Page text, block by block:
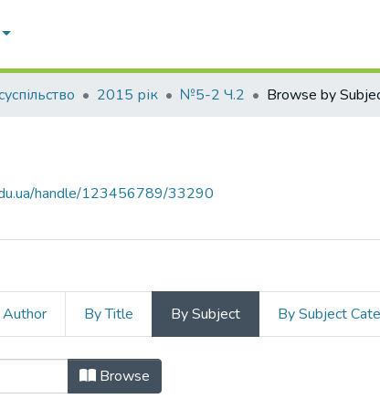
2015 рік №5-2 Ч.2 Browse by
handle/123456789/33290
Author By Title By Subject By Subject
Browse